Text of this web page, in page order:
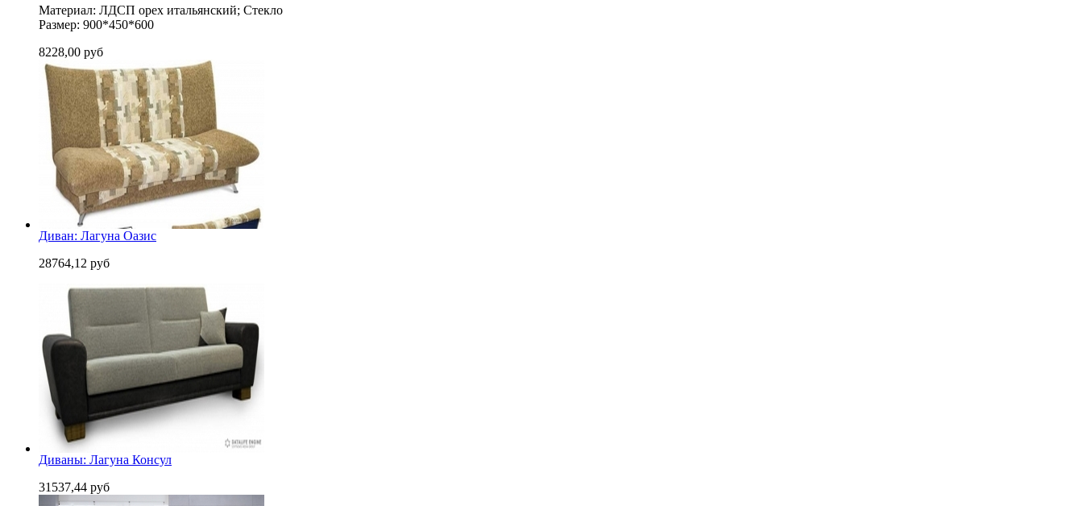
Материал: ЛДСП орех итальянский; Стекло
Размер: 900*450*600
8228,00 руб
Диван: Лагуна Оазис
28764,12 руб
Диваны: Лагуна Консул
31537,44 руб